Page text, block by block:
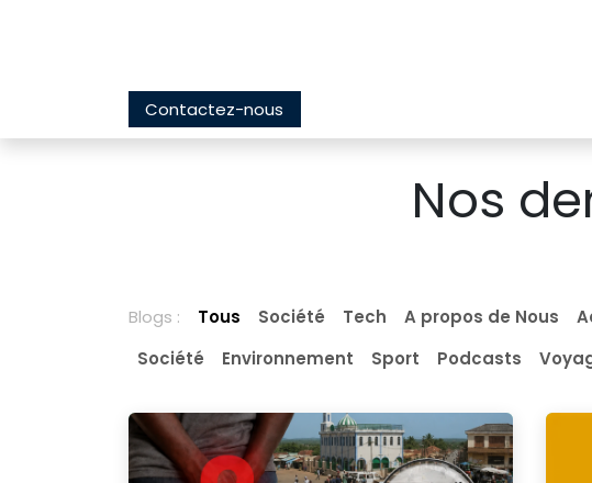
Contactez-nous
Nos
Blogs : Tous Société Tech A propos de Nous
Société
Environnement Sport Podcasts